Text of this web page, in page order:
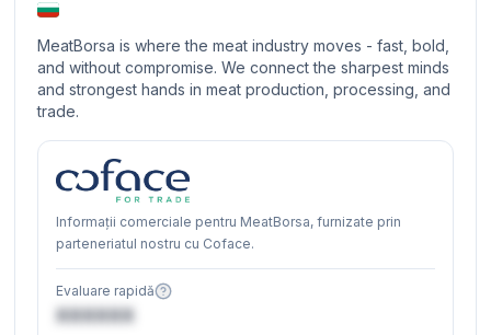
MeatBorsa is where the meat industry moves - fast, bold,
and without compromise. We connect the sharpest minds
and strongest hands in meat production, processing, and
trade.
Informații comerciale pentru MeatBorsa, furnizate prin
parteneriatul nostru cu Coface.
Evaluare rapidă
XXXXXX